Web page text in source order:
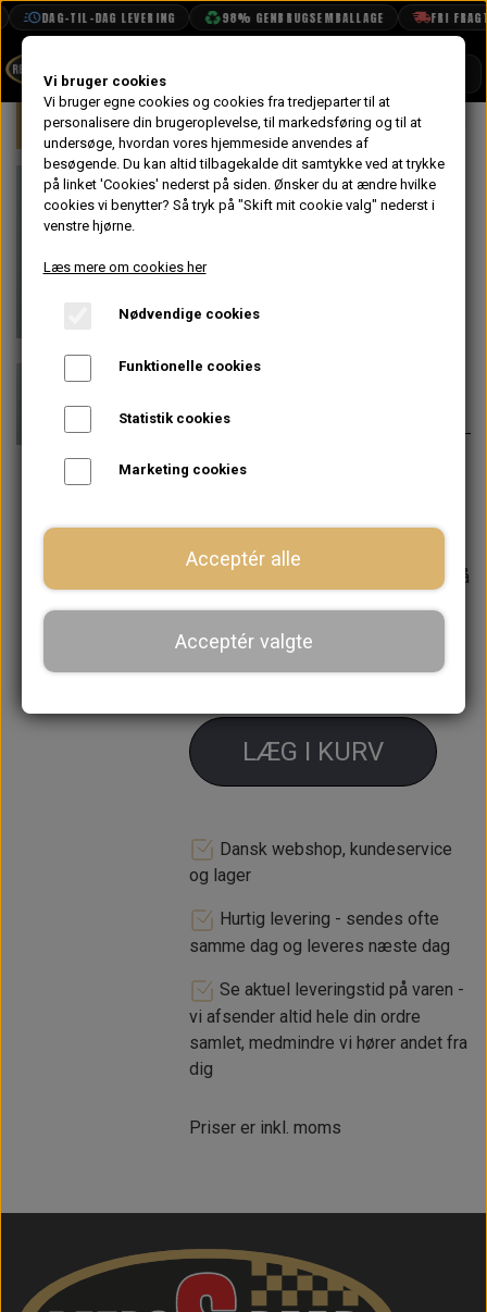
DAG-TIL-DAG LEVERING 98% GENBRUGSEMBALLAGE FRI
BOOK TID
PROJEKTER
TEKNISK DATA
VANDPOLERING
Forside Mini Motor Blok Styr til
På lager
Styr til
Overfald - Big
Bore Motor
24,00 kr.
Passer på alle big bore motor 970,
Forventet leveringstid:
Varen er på
−
LÆG I KURV
Dansk webshop, kundeservice
og lager
Hurtig levering - sendes ofte
samme dag og leveres næste dag
Se aktuel leveringstid på varen -
vi afsender altid hele din ordre
samlet, medmindre vi hører andet fra
dig
Priser er inkl. moms
Vi bruger cookies
Vi bruger egne cookies og cookies fra tredjeparter til at
personalisere din brugeroplevelse, til markedsføring og til at
undersøge, hvordan vores hjemmeside anvendes af
besøgende. Du kan altid tilbagekalde dit samtykke ved at trykke
på linket 'Cookies' nederst på siden. Ønsker du at ændre hvilke
cookies vi benytter? Så tryk på "Skift mit cookie valg" nederst i
venstre hjørne.
Læs mere om cookies her
Nødvendige cookies
Funktionelle cookies
Statistik cookies
Marketing cookies
Acceptér alle
Acceptér valgte